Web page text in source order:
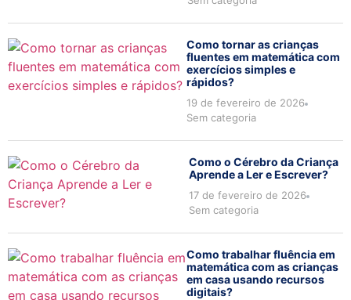
Como tornar as crianças
fluentes em matemática com
exercícios simples e
rápidos?
19 de fevereiro de 2026
Sem categoria
Como o Cérebro da Criança
Aprende a Ler e Escrever?
17 de fevereiro de 2026
Sem categoria
Como trabalhar fluência em
matemática com as crianças
em casa usando recursos
digitais?